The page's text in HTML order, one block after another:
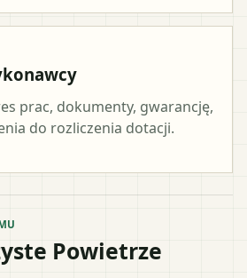
prac, dokumenty, gwarancję,
do rozliczenia dotacji.
Powietrze